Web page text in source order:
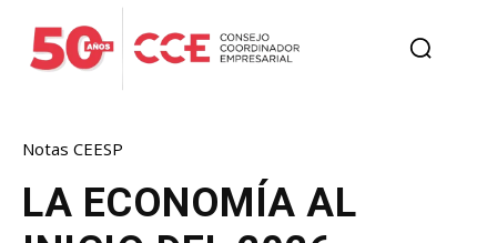
Notas CEESP
LA ECONOMÍA AL